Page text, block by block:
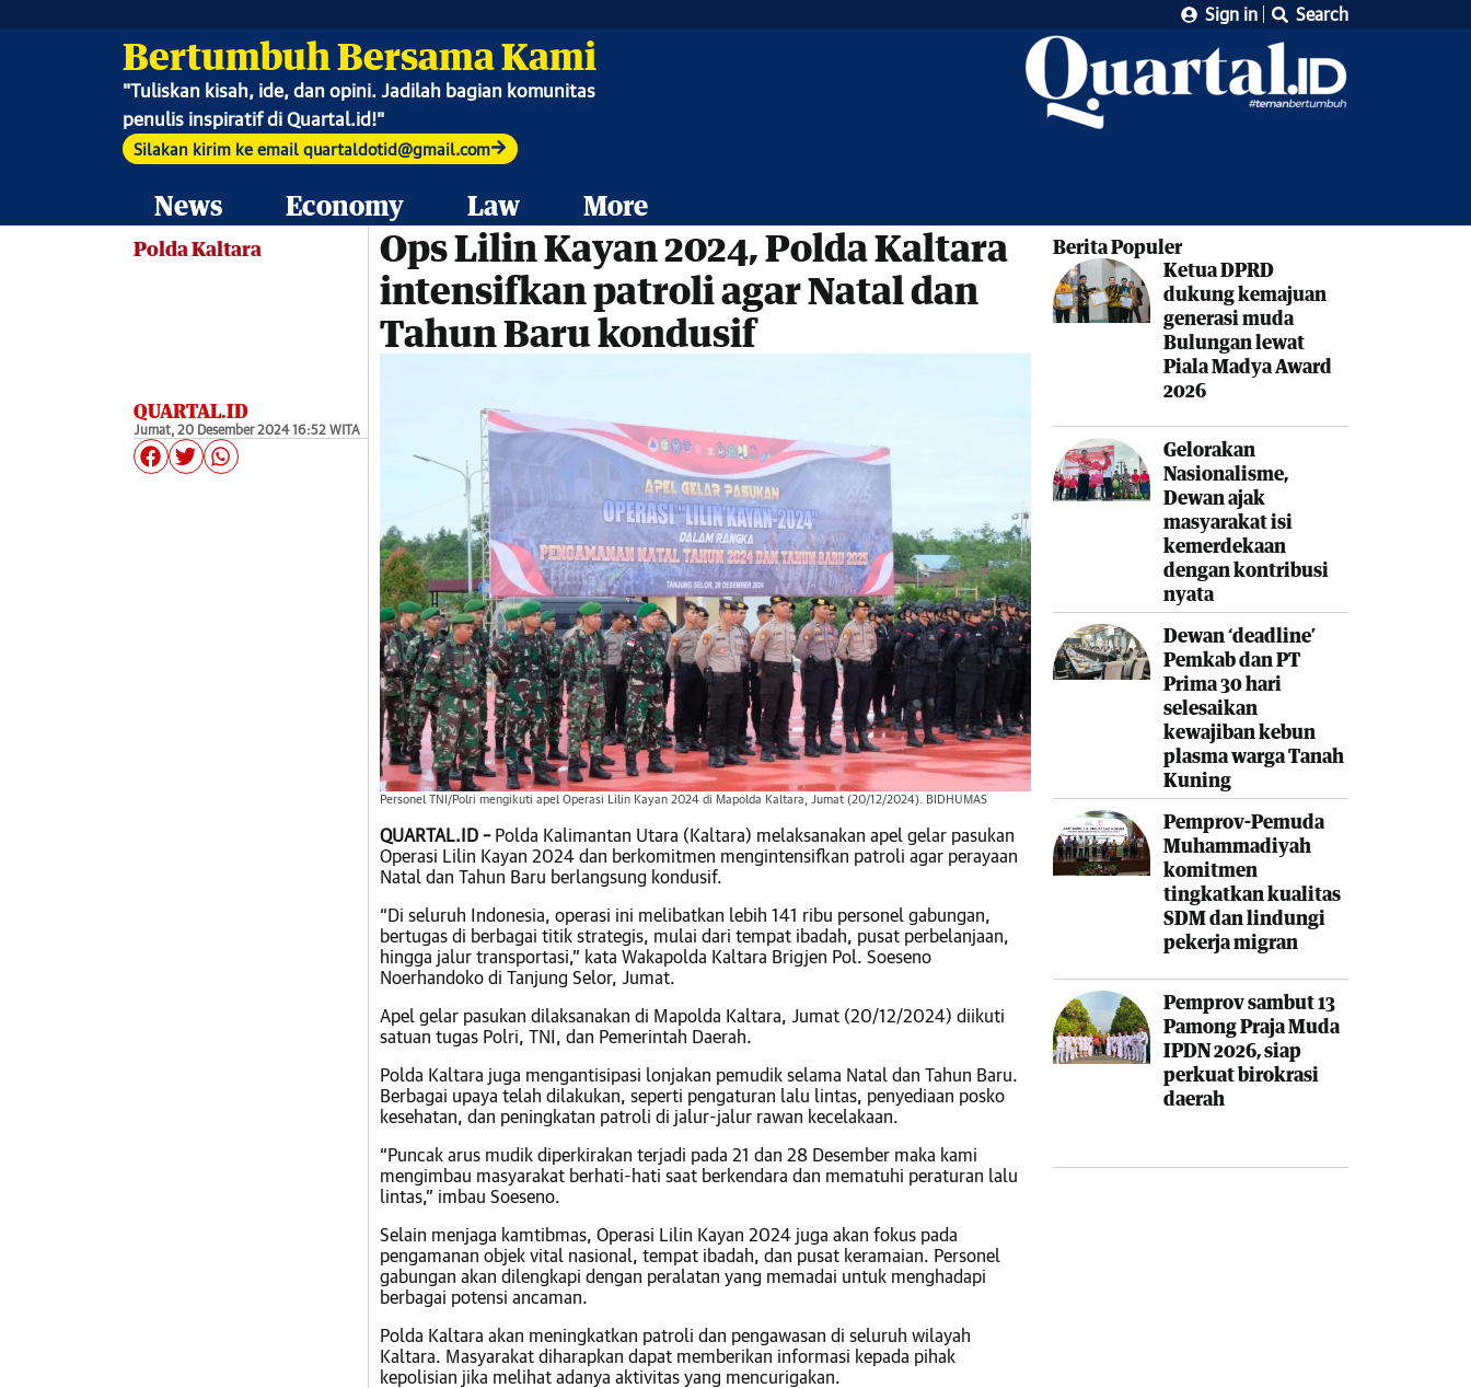
Sign in Search
Bertumbuh Bersama Kami
"Tuliskan kisah, ide, dan opini. Jadilah bagian komunitas
penulis inspiratif di Quartal.id!"
Silakan kirim ke email quartaldotid@gmail.com
News Economy Law More
Polda Kaltara
QUARTAL.ID
Jumat, 20 Desember 2024 16:52 WITA
Ops Lilin Kayan 2024, Polda Kaltara
intensifkan patroli agar Natal dan
Tahun Baru kondusif
Personel TNI/Polri mengikuti apel Operasi Lilin Kayan 2024 di Mapolda Kaltara, Jumat (20/12/2024). BIDHUMAS
QUARTAL.ID –Polda Kalimantan Utara (Kaltara) melaksanakan apel gelar pasukan
Operasi Lilin Kayan 2024 dan berkomitmen mengintensifkan patroli agar perayaan
Natal dan Tahun Baru berlangsung kondusif.
“Di seluruh Indonesia, operasi ini melibatkan lebih 141 ribu personel gabungan,
bertugas di berbagai titik strategis, mulai dari tempat ibadah, pusat perbelanjaan,
hingga jalur transportasi,” kata Wakapolda Kaltara Brigjen Pol. Soeseno
Noerhandoko di Tanjung Selor, Jumat.
Apel gelar pasukan dilaksanakan di Mapolda Kaltara, Jumat (20/12/2024) diikuti
satuan tugas Polri, TNI, dan Pemerintah Daerah.
Polda Kaltara juga mengantisipasi lonjakan pemudik selama Natal dan Tahun Baru.
Berbagai upaya telah dilakukan, seperti pengaturan lalu lintas, penyediaan posko
kesehatan, dan peningkatan patroli di jalur-jalur rawan kecelakaan.
“Puncak arus mudik diperkirakan terjadi pada 21 dan 28 Desember maka kami
mengimbau masyarakat berhati-hati saat berkendara dan mematuhi peraturan lalu
lintas,” imbau Soeseno.
Selain menjaga kamtibmas, Operasi Lilin Kayan 2024 juga akan fokus pada
pengamanan objek vital nasional, tempat ibadah, dan pusat keramaian. Personel
gabungan akan dilengkapi dengan peralatan yang memadai untuk menghadapi
berbagai potensi ancaman.
Polda Kaltara akan meningkatkan patroli dan pengawasan di seluruh wilayah
Kaltara. Masyarakat diharapkan dapat memberikan informasi kepada pihak
kepolisian jika melihat adanya aktivitas yang mencurigakan.
Berita Populer
Ketua DPRD
dukung kemajuan
generasi muda
Bulungan lewat
Piala Madya Award
2026
Gelorakan
Nasionalisme,
Dewan ajak
masyarakat isi
kemerdekaan
dengan kontribusi
nyata
Dewan ‘deadline’
Pemkab dan PT
Prima 30 hari
selesaikan
kewajiban kebun
plasma warga Tanah
Kuning
Pemprov-Pemuda
Muhammadiyah
komitmen
tingkatkan kualitas
SDM dan lindungi
pekerja migran
Pemprov sambut 13
Pamong Praja Muda
IPDN 2026, siap
perkuat birokrasi
daerah